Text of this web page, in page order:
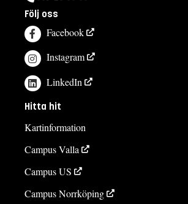
Följ oss
Facebook
Instagram
LinkedIn
Hitta hit
Kartinformation
Campus Valla
Campus US
Campus Norrköping